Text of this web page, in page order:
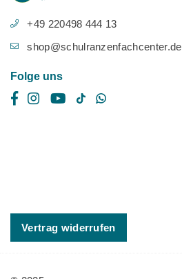
+49 220498 444 13
shop@schulranzenfachcenter.de
Folge uns
FacebookInstagramYouTube
TikTokWhatsapp
Vertrag widerrufen